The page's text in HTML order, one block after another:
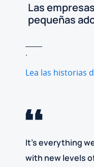
Las
pequeñas
.
Lea las historias
It’s everything
with new levels